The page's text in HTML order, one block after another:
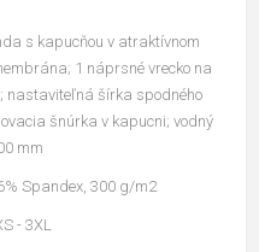
s kapucňou v atraktívnom
1 náprsné vrecko na
nastaviteľná šírka spodného
šnúrka v kapucni; vodný
mm
Spandex, 300 g/m2
- 3XL